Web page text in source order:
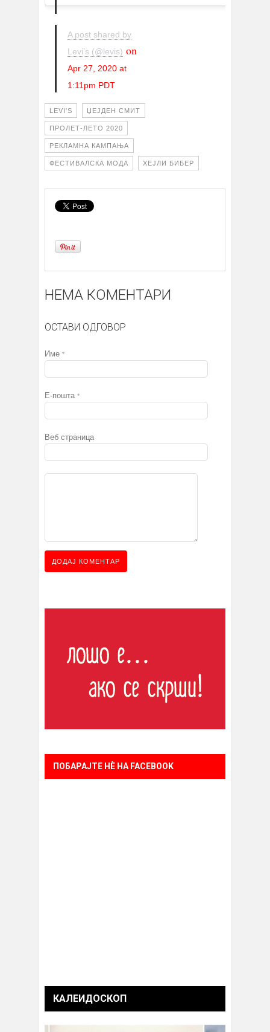
A post shared by
Levi’s (@levis) on
Apr 27, 2020 at
1:11pm PDT
LEVI'S ЏЕЈДЕН СМИТ
ПРОЛЕТ-ЛЕТО 2020
РЕКЛАМНА КАМПАЊА
ФЕСТИВАЛСКА МОДА ХЕЈЛИ БИБЕР
НЕМА КОМЕНТАРИ
ОСТАВИ ОДГОВОР
Име *
Е-пошта *
Веб страница
ПОБАРАЈТЕ НÈ НА FACEBOOK
КАЛЕИДОСКОП